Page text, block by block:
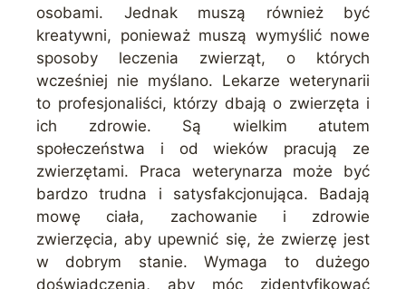
osobami. Jednak muszą również być
kreatywni, ponieważ muszą wymyślić nowe
sposoby leczenia zwierząt, o których
wcześniej nie myślano. Lekarze weterynarii
to profesjonaliści, którzy dbają o zwierzęta i
ich zdrowie. Są wielkim atutem
społeczeństwa i od wieków pracują ze
zwierzętami. Praca weterynarza może być
bardzo trudna i satysfakcjonująca. Badają
mowę ciała, zachowanie i zdrowie
zwierzęcia, aby upewnić się, że zwierzę jest
w dobrym stanie. Wymaga to dużego
doświadczenia, aby móc zidentyfikować